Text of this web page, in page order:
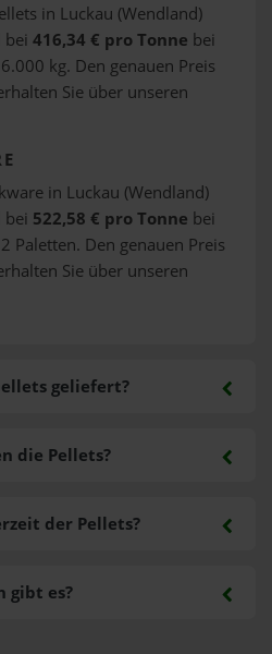
in Luckau (Wendland)
bei 416,34 € pro Tonne bei
kg. Den genauen Preis
Sie über unseren
in Luckau (Wendland)
bei 522,58 € pro Tonne bei
Paletten. Den genauen Preis
Sie über unseren
geliefert?
gibt es?
die Pellets?
der Pellets?